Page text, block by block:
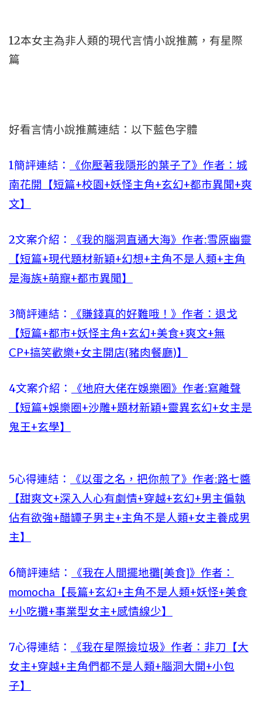
12本女主為非人類的現代言情小說推薦，有星際
篇
好看言情小說推薦連結：以下藍色字體
1簡評連結：
《你壓著我隱形的葉子了》作者：城
南花開【短篇+校園+妖怪主角+玄幻+都市異聞+爽
文】
2文案介紹：
《我的腦洞直通大海》作者:雪原幽靈
【短篇+現代題材新穎+幻想+主角不是人類+主角
是海族+萌寵+都市異聞】
3簡評連結：
《賺錢真的好難哦！》作者：退戈
【短篇+都市+妖怪主角+玄幻+美食+爽文+無
CP+搞笑歡樂+女主開店(豬肉餐廳)】
4文案介紹：
《地府大佬在娛樂圈》作者:寫離聲
【短篇+娛樂圈+沙雕+題材新穎+靈異玄幻+女主是
鬼王+玄學】
5心得連結：
《以蛋之名，把你煎了》作者:路七醬
【甜爽文+深入人心有劇情+穿越+玄幻+男主偏執
佔有欲強+醋罈子男主+主角不是人類+女主養成男
主】
6簡評連結：
《我在人間擺地攤[美食]》作者：
momocha【長篇+玄幻+主角不是人類+妖怪+美食
+小吃攤+事業型女主+感情線少】
7心得連結：
《我在星際撿垃圾》作者：非刀【大
女主+穿越+主角們都不是人類+腦洞大開+小包
子】